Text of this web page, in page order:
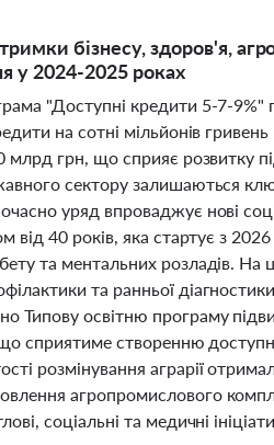
бізнесу, здоров'я,
у 2024-2025 роках
"Доступні кредити 5-7-9%"
на сотні мільйонів
млрд грн, що сприяє розвитку
сектору залишаються
уряд впроваджує нові
від 40 років, яка стартує з
та ментальних розладів.
та ранньої
Типову освітню програму
що сприятиме створенню
розмінування аграрії
агропромислового
соціальні та медичні